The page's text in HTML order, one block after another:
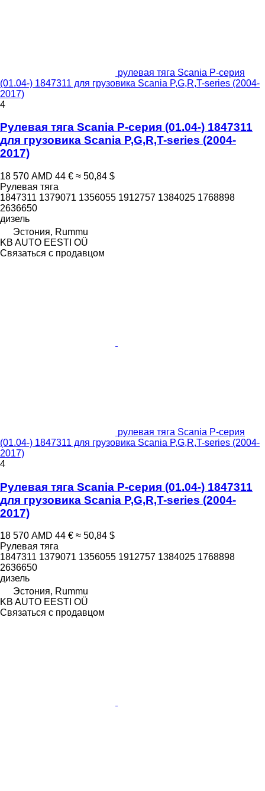
рулевая тяга Scania P-серия
(01.04-) 1847311 для грузовика Scania P,G,R,T-series (2004-
2017)
4
Рулевая тяга Scania P-серия (01.04-) 1847311
для грузовика Scania P,G,R,T-series (2004-
2017)
18 570 AMD 44 € ≈ 50,84 $
Рулевая тяга
1847311 1379071 1356055 1912757 1384025 1768898
2636650
дизель
Эстония, Rummu
KB AUTO EESTI OÜ
Связаться с продавцом
рулевая тяга Scania P-серия
(01.04-) 1847311 для грузовика Scania P,G,R,T-series (2004-
2017)
4
Рулевая тяга Scania P-серия (01.04-) 1847311
для грузовика Scania P,G,R,T-series (2004-
2017)
18 570 AMD 44 € ≈ 50,84 $
Рулевая тяга
1847311 1379071 1356055 1912757 1384025 1768898
2636650
дизель
Эстония, Rummu
KB AUTO EESTI OÜ
Связаться с продавцом